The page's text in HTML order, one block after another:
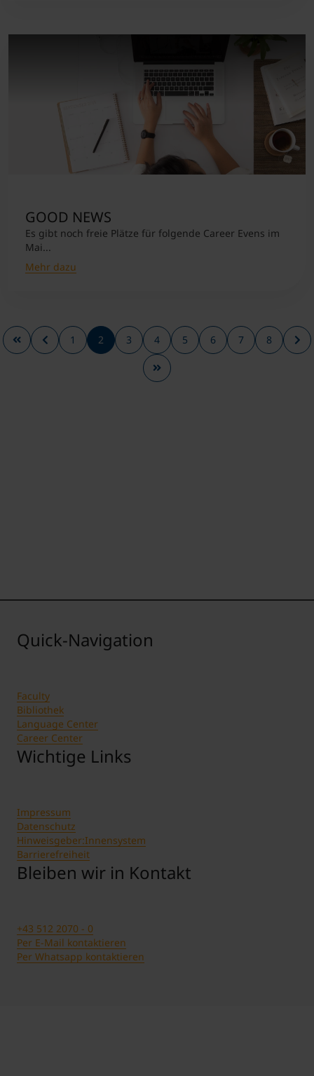
GOOD NEWS
Es gibt noch freie Plätze für folgende Career Evens im
Mai...
Mehr dazu
1 2 3 4 5 6 7 8
Quick-Navigation
Faculty
Bibliothek
Language Center
Career Center
Wichtige Links
Impressum
Datenschutz
Hinweisgeber:Innensystem
Barrierefreiheit
Bleiben wir in Kontakt
+43 512 2070 - 0
Per E-Mail kontaktieren
Per Whatsapp kontaktieren